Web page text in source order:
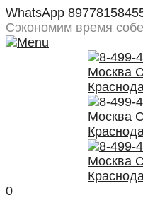
WhatsApp
Сэкономим время
0